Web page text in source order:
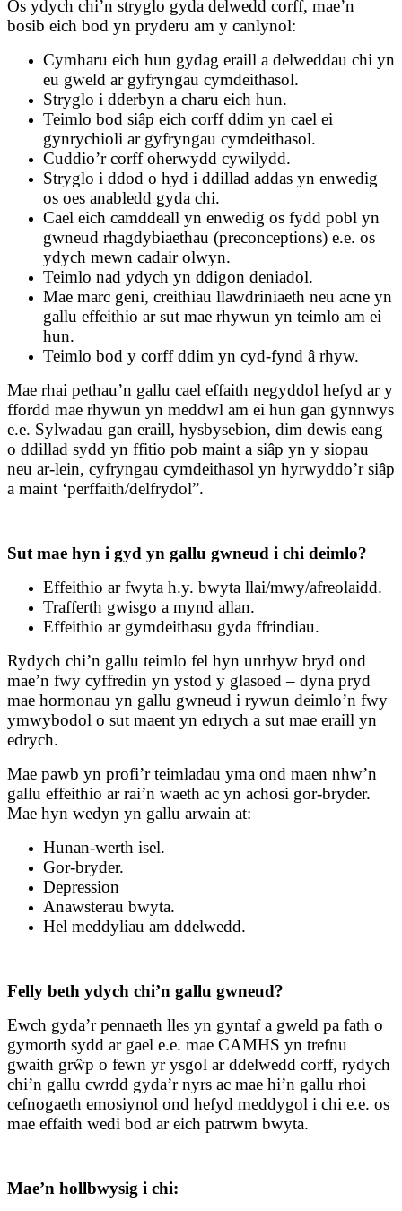
Os ydych chi’n stryglo gyda delwedd corff, mae’n
bosib eich bod yn pryderu am y canlynol:
Cymharu eich hun gydag eraill a delweddau chi yn
eu gweld ar gyfryngau cymdeithasol.
Stryglo i dderbyn a charu eich hun.
Teimlo bod siâp eich corff ddim yn cael ei
gynrychioli ar gyfryngau cymdeithasol.
Cuddio’r corff oherwydd cywilydd.
Stryglo i ddod o hyd i ddillad addas yn enwedig
os oes anabledd gyda chi.
Cael eich camddeall yn enwedig os fydd pobl yn
gwneud rhagdybiaethau (preconceptions) e.e. os
ydych mewn cadair olwyn.
Teimlo nad ydych yn ddigon deniadol.
Mae marc geni, creithiau llawdriniaeth neu acne yn
gallu effeithio ar sut mae rhywun yn teimlo am ei
hun.
Teimlo bod y corff ddim yn cyd-fynd â rhyw.
Mae rhai pethau’n gallu cael effaith negyddol hefyd ar y
ffordd mae rhywun yn meddwl am ei hun gan gynnwys
e.e. Sylwadau gan eraill, hysbysebion, dim dewis eang
o ddillad sydd yn ffitio pob maint a siâp yn y siopau
neu ar-lein, cyfryngau cymdeithasol yn hyrwyddo’r siâp
a maint ‘perffaith/delfrydol”.
Sut mae hyn i gyd yn gallu gwneud i chi deimlo?
Effeithio ar fwyta h.y. bwyta llai/mwy/afreolaidd.
Trafferth gwisgo a mynd allan.
Effeithio ar gymdeithasu gyda ffrindiau.
Rydych chi’n gallu teimlo fel hyn unrhyw bryd ond
mae’n fwy cyffredin yn ystod y glasoed – dyna pryd
mae hormonau yn gallu gwneud i rywun deimlo’n fwy
ymwybodol o sut maent yn edrych a sut mae eraill yn
edrych.
Mae pawb yn profi’r teimladau yma ond maen nhw’n
gallu effeithio ar rai’n waeth ac yn achosi gor-bryder.
Mae hyn wedyn yn gallu arwain at:
Hunan-werth isel.
Gor-bryder.
Depression
Anawsterau bwyta.
Hel meddyliau am ddelwedd.
Felly beth ydych chi’n gallu gwneud?
Ewch gyda’r pennaeth lles yn gyntaf a gweld pa fath o
gymorth sydd ar gael e.e. mae CAMHS yn trefnu
gwaith grŵp o fewn yr ysgol ar ddelwedd corff, rydych
chi’n gallu cwrdd gyda’r nyrs ac mae hi’n gallu rhoi
cefnogaeth emosiynol ond hefyd meddygol i chi e.e. os
mae effaith wedi bod ar eich patrwm bwyta.
Mae’n hollbwysig i chi: